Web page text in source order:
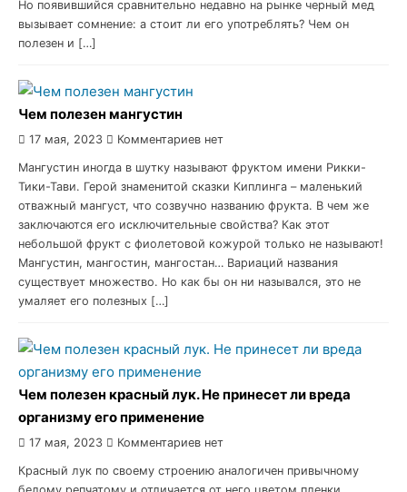
Но появившийся сравнительно недавно на рынке черный мед
вызывает сомнение: а стоит ли его употреблять? Чем он
полезен и […]
Чем полезен мангустин
17 мая, 2023 Комментариев нет
Мангустин иногда в шутку называют фруктом имени Рикки-
Тики-Тави. Герой знаменитой сказки Киплинга – маленький
отважный мангуст, что созвучно названию фрукта. В чем же
заключаются его исключительные свойства? Как этот
небольшой фрукт с фиолетовой кожурой только не называют!
Мангустин, мангостин, мангостан… Вариаций названия
существует множество. Но как бы он ни назывался, это не
умаляет его полезных […]
Чем полезен красный лук. Не принесет ли вреда
организму его применение
17 мая, 2023 Комментариев нет
Красный лук по своему строению аналогичен привычному